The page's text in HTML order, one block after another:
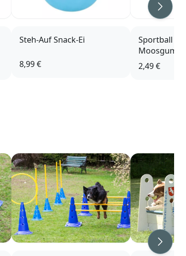
Steh-Auf Snack-Ei
8,99 €
Sportball
2,49 €
Weiter
Weiter